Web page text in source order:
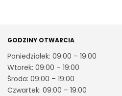
GODZINY OTWARCIA
Poniedziałek: 09:00 – 19:00
Wtorek: 09:00 – 19:00
Środa: 09:00 – 19:00
Czwartek: 09:00 – 19:00